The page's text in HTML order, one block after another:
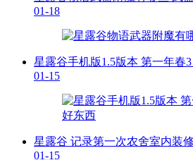
01-18
星露谷手机版1.5版本 第一年春
01-15
星露谷 记录第一次农舍室内装
01-15